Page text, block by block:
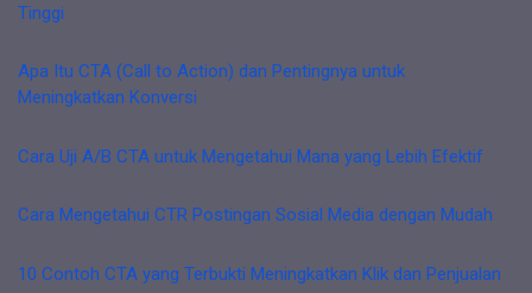
Tinggi
Apa Itu CTA (Call to Action) dan Pentingnya untuk
Meningkatkan Konversi
Cara Uji A/B CTA untuk Mengetahui Mana yang Lebih Efektif
Cara Mengetahui CTR Postingan Sosial Media dengan Mudah
10 Contoh CTA yang Terbukti Meningkatkan Klik dan Penjualan